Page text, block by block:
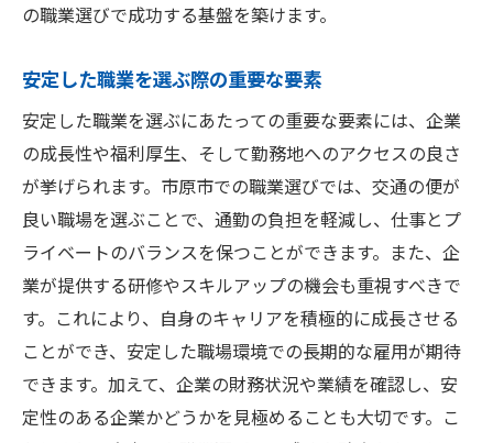
の職業選びで成功する基盤を築けます。
安定した職業を選ぶ際の重要な要素
安定した職業を選ぶにあたっての重要な要素には、企業
の成長性や福利厚生、そして勤務地へのアクセスの良さ
が挙げられます。市原市での職業選びでは、交通の便が
良い職場を選ぶことで、通勤の負担を軽減し、仕事とプ
ライベートのバランスを保つことができます。また、企
業が提供する研修やスキルアップの機会も重視すべきで
す。これにより、自身のキャリアを積極的に成長させる
ことができ、安定した職場環境での長期的な雇用が期待
できます。加えて、企業の財務状況や業績を確認し、安
定性のある企業かどうかを見極めることも大切です。こ